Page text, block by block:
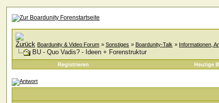
Boardunity & Video Forum » Sonstiges » Boardunity-Talk » Informationen,
BU - Quo Vadis? - Ideen + Forenstruktur
Registrieren Heutige